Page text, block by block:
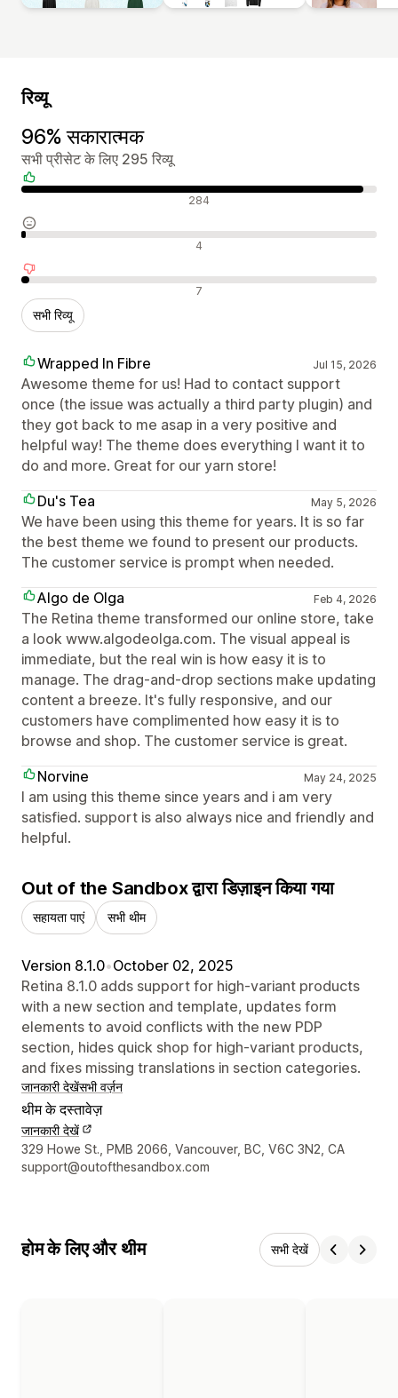
रिव्यू
96% सकारात्मक
सभी प्रीसेट के लिए 295 रिव्यू
सकारात्मक रिव्यू 284
न्यूट्रल रिव्यू 4
नकारात्मक रिव्यू 7
सभी रिव्यू
Wrapped In Fibre Jul 15, 2026
Awesome theme for us! Had to contact support
once (the issue was actually a third party plugin) and
they got back to me asap in a very positive and
helpful way! The theme does everything I want it to
do and more. Great for our yarn store!
Du's Tea
May 5, 2026
We have been using this theme for years. It is so far
the best theme we found to present our products.
The customer service is prompt when needed.
Algo de Olga
Feb 4, 2026
The Retina theme transformed our online store, take
a look www.algodeolga.com. The visual appeal is
immediate, but the real win is how easy it is to
manage. The drag-and-drop sections make updating
content a breeze. It's fully responsive, and our
customers have complimented how easy it is to
browse and shop. The customer service is great.
Norvine
May 24, 2025
I am using this theme since years and i am very
satisfied. support is also always nice and friendly and
helpful.
Out of the Sandbox द्वारा डिज़ाइन किया गया
सहायता पाएं सभी थीम
Version 8.1.0•October 02, 2025
Retina 8.1.0 adds support for high-variant products
with a new section and template, updates form
elements to avoid conflicts with the new PDP
section, hides quick shop for high-variant products,
and fixes missing translations in section categories.
जानकारी देखेंसभी वर्ज़न
थीम के दस्तावेज़
जानकारी देखें
डिज़ाइनर के संपर्क की जानकारी
329 Howe St., PMB 2066, Vancouver, BC, V6C 3N2, CA
support@outofthesandbox.com
होम के लिए और थीम सभी देखें